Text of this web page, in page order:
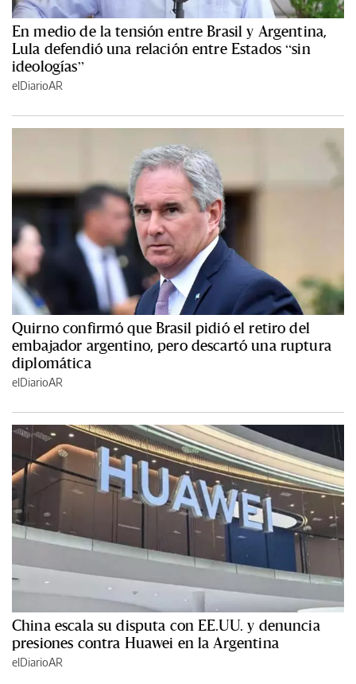
En medio de la tensión entre Brasil y Argentina,
Lula defendió una relación entre Estados “sin
ideologías”
elDiarioAR
Quirno confirmó que Brasil pidió el retiro del
embajador argentino, pero descartó una ruptura
diplomática
elDiarioAR
China escala su disputa con EE.UU. y denuncia
presiones contra Huawei en la Argentina
elDiarioAR